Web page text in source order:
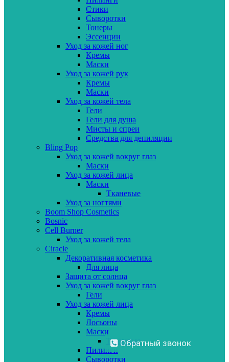
Стики
Сыворотки
Тонеры
Эссенции
Уход за кожей ног
Кремы
Маски
Уход за кожей рук
Кремы
Маски
Уход за кожей тела
Гели
Гели для душа
Мисты и спреи
Средства для депиляции
Bling Pop
Уход за кожей вокруг глаз
Маски
Уход за кожей лица
Маски
Тканевые
Уход за ногтями
Boom Shop Cosmetics
Bosnic
Cell Burner
Уход за кожей тела
Ciracle
Декоративная косметика
Для лица
Защита от солнца
Уход за кожей вокруг глаз
Гели
Уход за кожей лица
Кремы
Лосьоны
Маски
Тканевые
Пилинги
Сыворотки
Обратный звонок